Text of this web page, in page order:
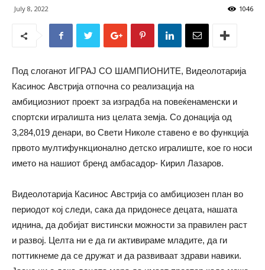
July 8, 2022 1046
Под слоганот ИГРАЈ СО ШАМПИОНИТЕ, Видеолотарија
Касинос Австрија отпочна со реализација на
амбициозниот проект за изградба на повеќенаменски и
спортски игралишта низ целата земја. Со донација од
3,284,019 денари, во Свети Николе ставено е во функција
првото мултифункционално детско игралиште, кое го носи
името на нашиот бренд амбасадор- Кирил Лазаров.
Видеолотарија Касинос Австрија со амбициозен план во
периодот кој следи, сака да придонесе децата, нашата
иднина, да добијат вистински можности за правилен раст
и развој. Целта ни е да ги активираме младите, да ги
поттикнеме да се дружат и да развиваат здрави навики.